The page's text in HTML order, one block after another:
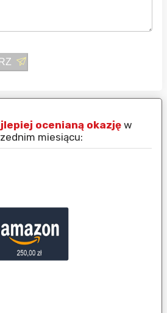
dla najlepszego
poprzednim miesiącu: